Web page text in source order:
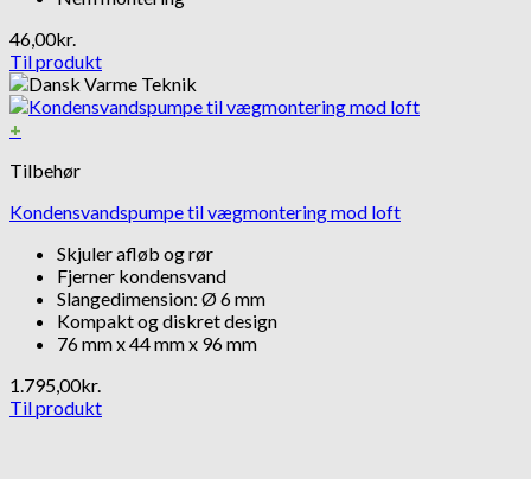
46,00kr.
Til produkt
+
Tilbehør
Kondensvandspumpe til vægmontering mod loft
Skjuler afløb og rør
Fjerner kondensvand
Slangedimension: Ø 6 mm
Kompakt og diskret design
76 mm x 44 mm x 96 mm
1.795,00kr.
Til produkt